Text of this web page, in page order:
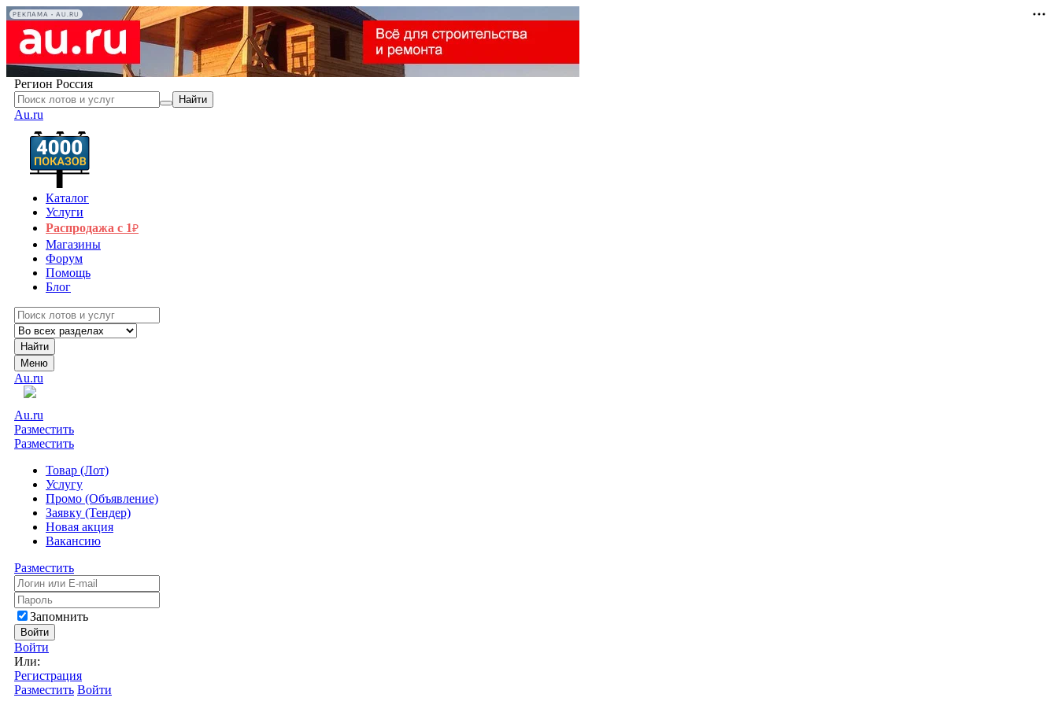
РЕКЛАМА • AU.RU
Регион Россия
Найти
Au.ru
Каталог
Услуги
Распродажа с 1₽
Магазины
Форум
Помощь
Блог
Найти
Меню
Au.ru
Au.ru
Разместить
Разместить
Товар (Лот)
Услугу
Промо (Объявление)
Заявку (Тендер)
Новая акция
Вакансию
Разместить
Запомнить
Войти
Войти
Или:
Регистрация
Разместить Войти